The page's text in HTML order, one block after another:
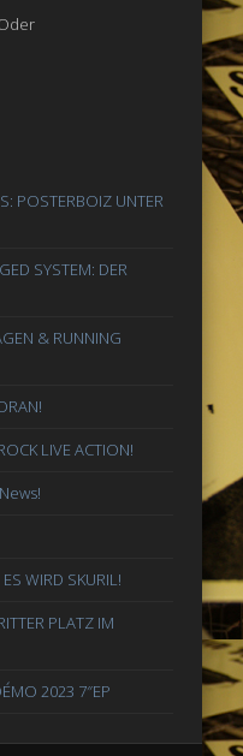
POSTERBOIZ UNTER
SYSTEM: DER
& RUNNING
LIVE ACTION!
WIRD SKURIL!
PLATZ IM
2023 7″EP